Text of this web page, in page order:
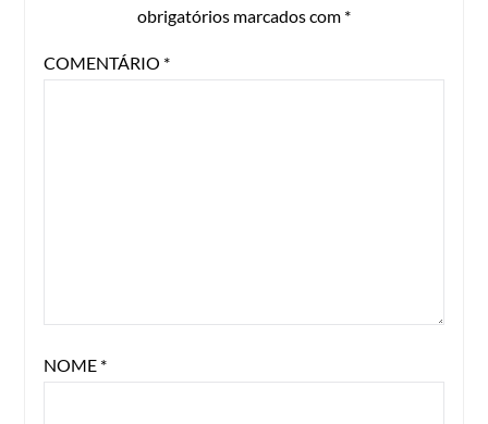
obrigatórios marcados com *
COMENTÁRIO *
NOME *